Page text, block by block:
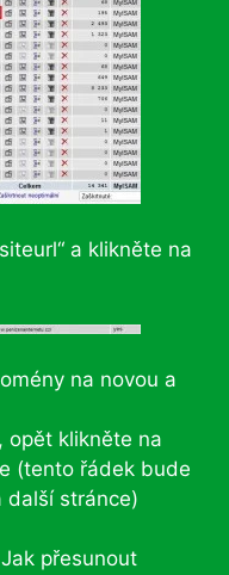
a klikněte na
na novou a
opět klikněte na
(tento řádek bude
další stránce)
přesunout